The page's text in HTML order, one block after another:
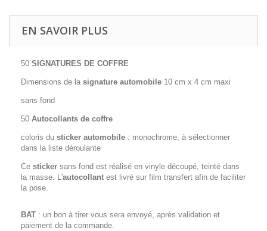
EN SAVOIR PLUS
50 SIGNATURES DE COFFRE
Dimensions de la signature automobile 10 cm x 4 cm maxi
sans fond
50 Autocollants de coffre
coloris du sticker automobile : monochrome, à sélectionner
dans la liste déroulante
Ce sticker sans fond est réalisé en vinyle découpé, teinté dans
la masse. L'autocollant est livré sur film transfert afin de faciliter
la pose.
BAT : un bon à tirer vous sera envoyé, après validation et
paiement de la commande.